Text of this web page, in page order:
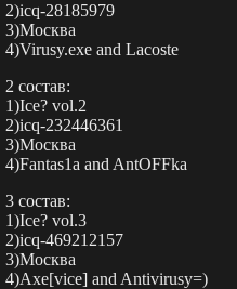
2)icq-28185979
3)Москва
4)Virusy.exe and Lacoste
2 состав:
1)Ice? vol.2
2)icq-232446361
3)Москва
4)Fantas1a and AntOFFka
3 cостав:
1)Ice? vol.3
2)icq-469212157
3)Москва
4)Axe[vice] and Antivirusy=)